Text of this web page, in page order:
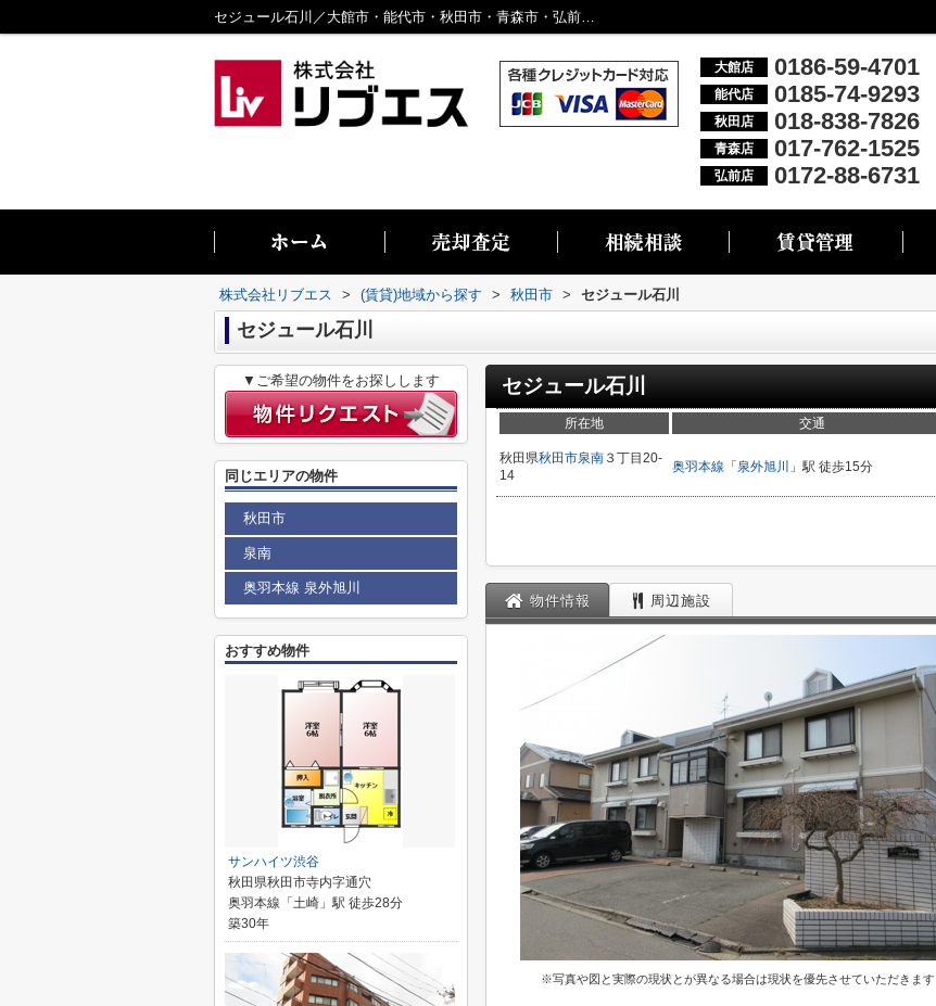
セジュール石川／大館市・能代市・秋田市・青森市・弘前市の不動産情報なら株式会社リブエス
大館店 0186-59-4701
能代店 0185-74-9293
秋田店 018-838-7826
青森店 017-762-1525
弘前店 0172-88-6731
株式会社リブエス > (賃貸)地域から探す > 秋田市 > セジュール石川
セジュール石川
セジュール石川
所在地 交通
秋田県秋田市泉南 ３丁目20-
14
奥羽本線 「 泉外旭川 」駅 徒歩15分
物件情報 周辺施設
※写真や図と実際の現状とが異なる場合は現状を優先させていただきます
▼ご希望の物件をお探しします
同じエリアの物件
秋田市
泉南
奥羽本線 泉外旭川
おすすめ物件
サンハイツ渋谷
秋田県秋田市寺内字通穴
奥羽本線「土崎」駅 徒歩28分
築30年